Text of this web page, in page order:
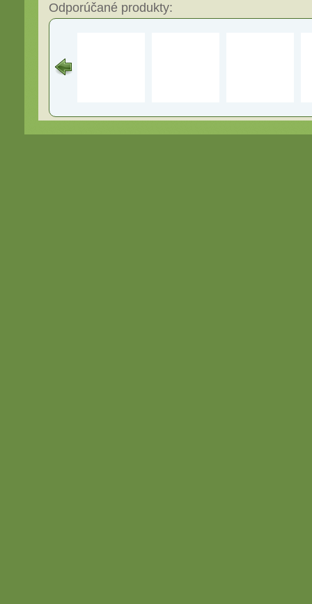
Odporúčané produkty: